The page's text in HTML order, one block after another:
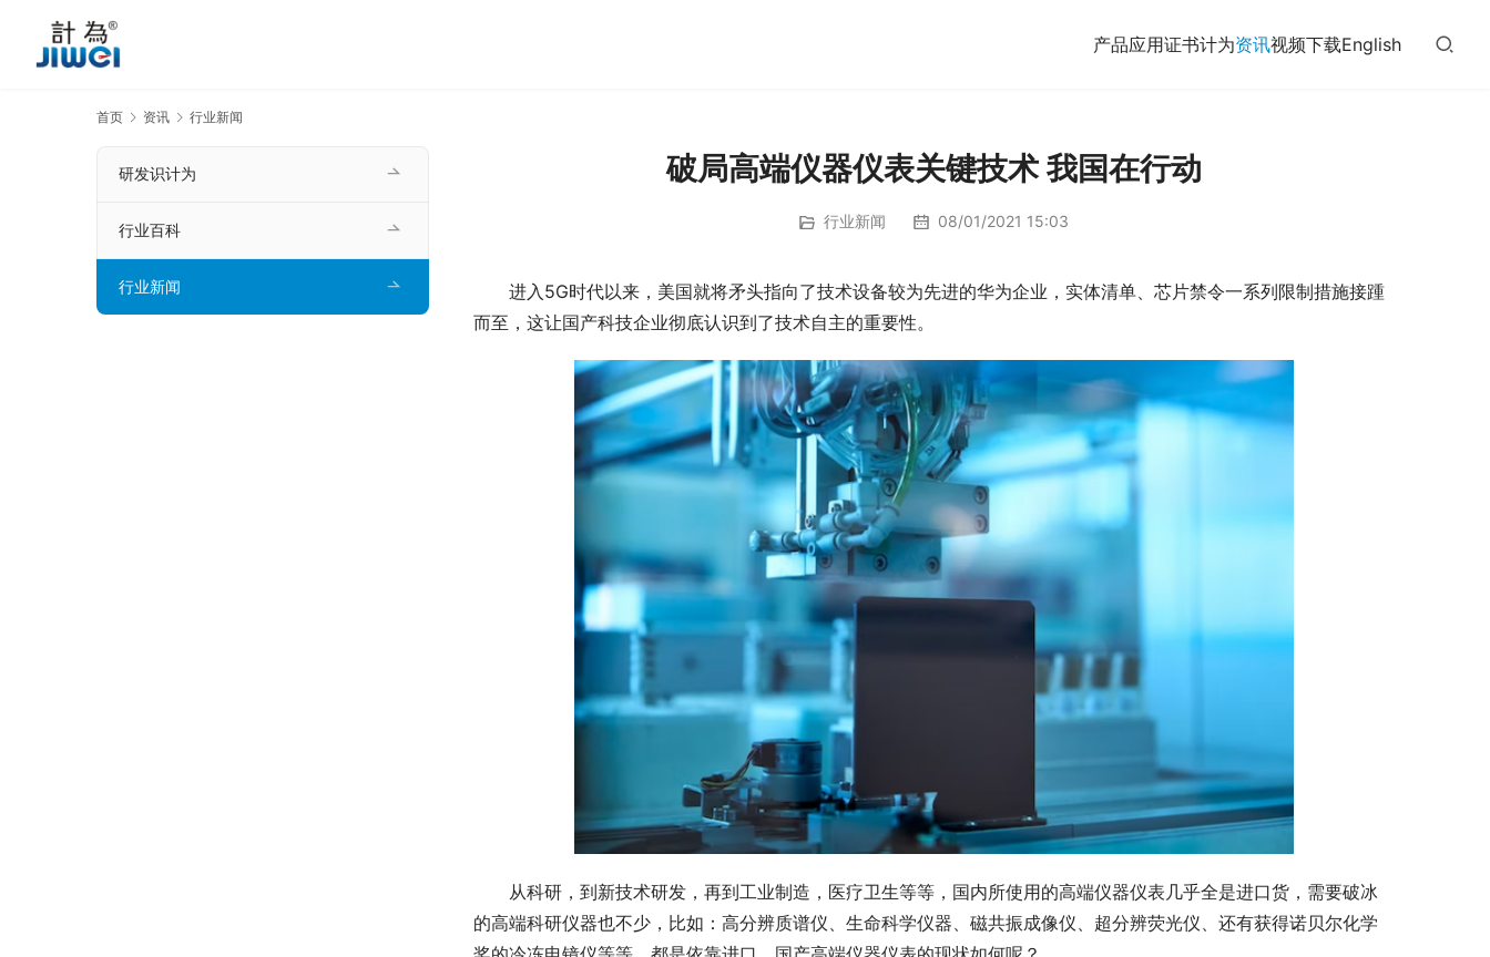
产品应用证书计为资讯视频下载English
首页 资讯 行业新闻
破局高端仪器仪表关键技术 我国在行动
行业新闻 08/01/2021 15:03
进入5G时代以来，美国就将矛头指向了技术设备较为先进的华为企业，实体清单、芯片禁令一系列限制措施接踵
而至，这让国产科技企业彻底认识到了技术自主的重要性。
从科研，到新技术研发，再到工业制造，医疗卫生等等，国内所使用的高端仪器仪表几乎全是进口货，需要破冰
的高端科研仪器也不少，比如：高分辨质谱仪、生命科学仪器、磁共振成像仪、超分辨荧光仪、还有获得诺贝尔化学
研发识计为
行业百科
行业新闻